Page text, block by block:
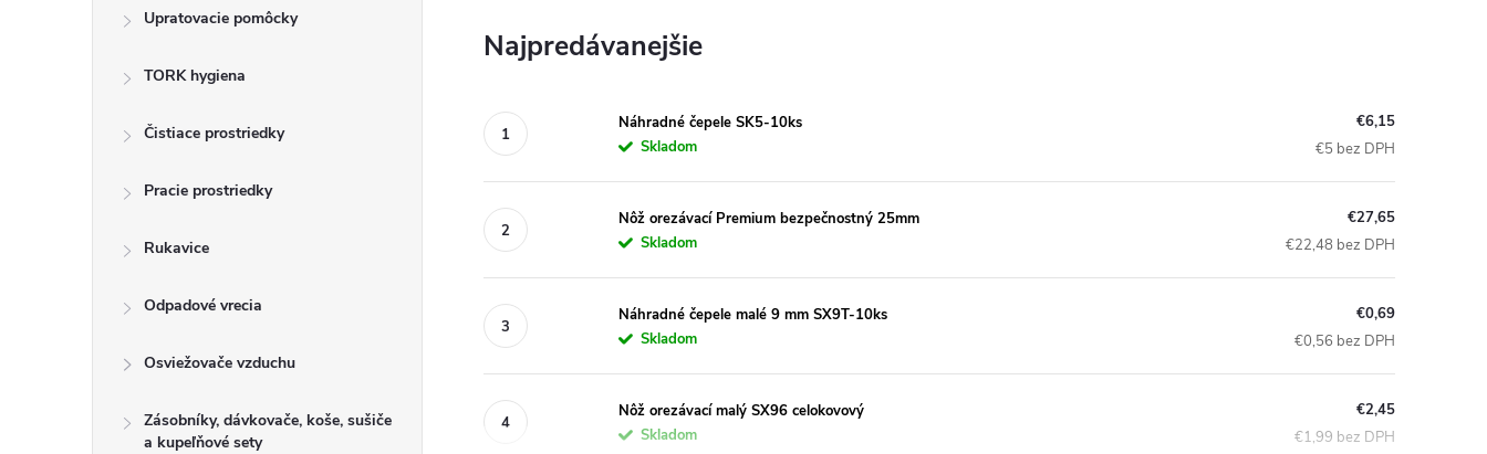
Upratovacie pomôcky
TORK hygiena
Čistiace prostriedky
Pracie prostriedky
Rukavice
Odpadové vrecia
Osviežovače vzduchu
Zásobníky, dávkovače, koše, sušiče
a kupeľňové sety
Najpredávanejšie
Náhradné čepele SK5-10ks
Skladom
€6,15
€5 bez DPH
Nôž orezávací Premium bezpečnostný 25mm
Skladom
€27,65
€22,48 bez DPH
Náhradné čepele malé 9 mm SX9T-10ks
Skladom
€0,69
€0,56 bez DPH
Nôž orezávací malý SX96 celokovový
Skladom
€2,45
€1,99 bez DPH